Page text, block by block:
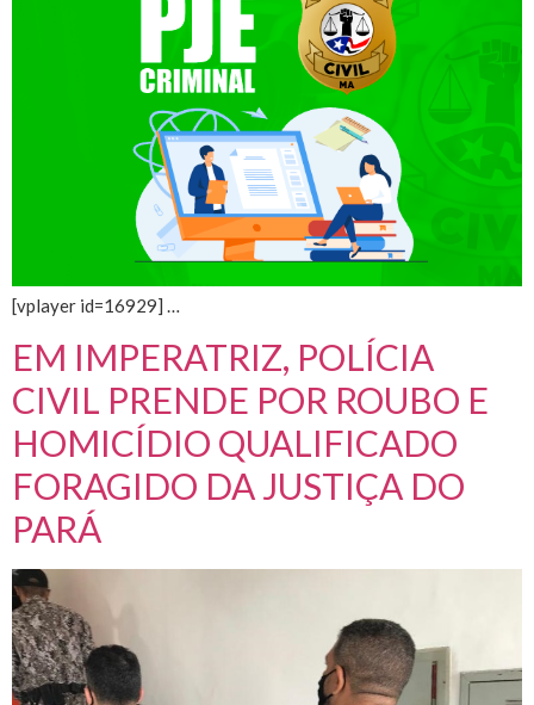
[vplayer id=16929] …
EM IMPERATRIZ, POLÍCIA
CIVIL PRENDE POR ROUBO E
HOMICÍDIO QUALIFICADO
FORAGIDO DA JUSTIÇA DO
PARÁ